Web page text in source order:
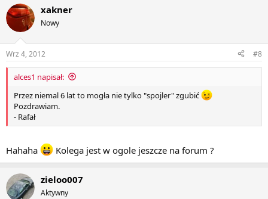
xakner
Nowy
Wrz 4, 2012 #8
alces1 napisał:
Przez niemal 6 lat to mogła nie tylko "spojler" zgubić
Pozdrawiam.
- Rafał
Hahaha Kolega jest w ogole jeszcze na forum ?
zieloo007
Aktywny